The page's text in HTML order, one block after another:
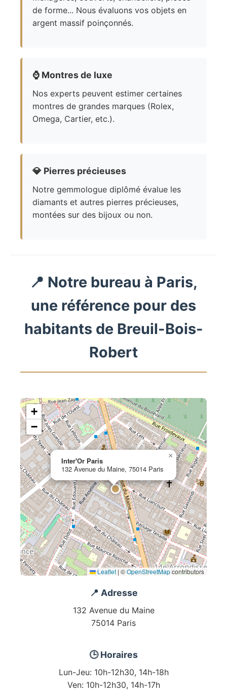
de forme... Nous évaluons vos objets en
argent massif poinçonnés.
⌚ Montres de luxe
Nos experts peuvent estimer certaines
montres de grandes marques (Rolex,
Omega, Cartier, etc.).
💎 Pierres précieuses
Notre gemmologue diplômé évalue les
diamants et autres pierres précieuses,
montées sur des bijoux ou non.
📍 Notre bureau à Paris,
une référence pour des
habitants de Breuil-Bois-
Robert
Inter'Or Paris
132 Avenue du Maine, 75014 Paris
×
+
−
Leaflet | ©OpenStreetMapcontributors
📍 Adresse
132 Avenue du Maine
75014 Paris
🕒 Horaires
Lun-Jeu: 10h-12h30, 14h-18h
Ven: 10h-12h30, 14h-17h